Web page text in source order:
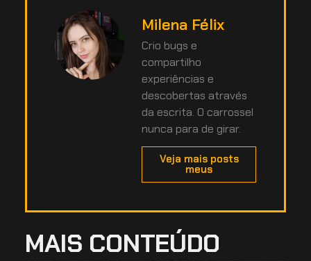
Milena Félix
Crio bugs e
compartilho
experiências e
descobertas através
da escrita. O carrossel
nunca para de girar.
Veja mais posts
meus
MAIS CONTEÚDO